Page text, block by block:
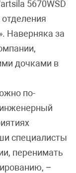
5670WSD
Наверняка за
дочками в
по-
специалисты
перенимать
–